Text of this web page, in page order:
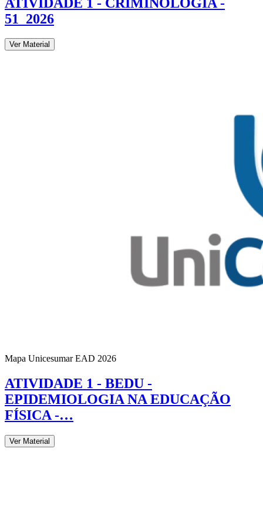
51_2026
Ver Material
Mapa Unicesumar EAD 2026
ATIVIDADE 1 - BEDU -
EPIDEMIOLOGIA NA EDUCAÇÃO
FÍSICA -…
Ver Material